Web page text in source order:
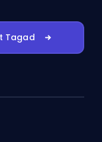
Tagad